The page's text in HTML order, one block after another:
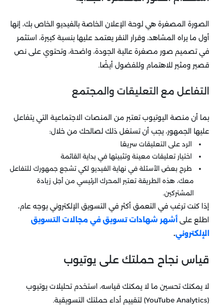
الصورة المصغرة هي لوحة الإعلان الخاصة بالفيديو الخاص بك، إنها
أول ما يراه المشاهد، وقرار النقر يعتمد عليها بنسبة كبيرة، استثمر
في تصميم صور مصغرة عالية الجودة، واضحة، وتحتوي على نص
قصير ومثير للاهتمام وللفضول أيضًا.
التفاعل مع التعليقات والمجتمع
بما أن منصة اليوتيوب تعتبر من المنصات الاجتماعية التي يتفاعل
عليها الجمهور، يجب أن تستغل ذلك لصالحك من خلال:
الرد على التعليقات سريعًا
اختيار تعليقات معينة وتثبيتها في بداية القائمة
طرح بعض الأسئلة في نهاية الفيديو لكي تشجع جمهورك للتفاعل
معك، هذه الطريقة تعتبر المحرك الرئيسي من أجل زيادة
المشتركين.
إذا كنت ترغب في التعمق أكثر في التسويق الإلكتروني بوجه عام،
اطلع علىأشهر شهادات تسويق في مجالات التسويق
الإلكتروني.
قياس نجاح حملتك على يوتيوب
لا يمكنك تحسين ما لا يمكنك قياسه، استخدم تحليلات يوتيوب
(YouTube Analytics) لتقييم أداء حملتك التسويقية.